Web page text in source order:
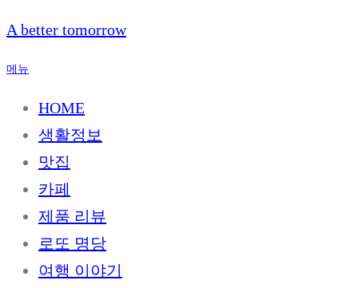
내
으
A better tomorrow
메뉴
HOME
생활정보
맛집
카페
제품 리뷰
로또 명당
여행 이야기